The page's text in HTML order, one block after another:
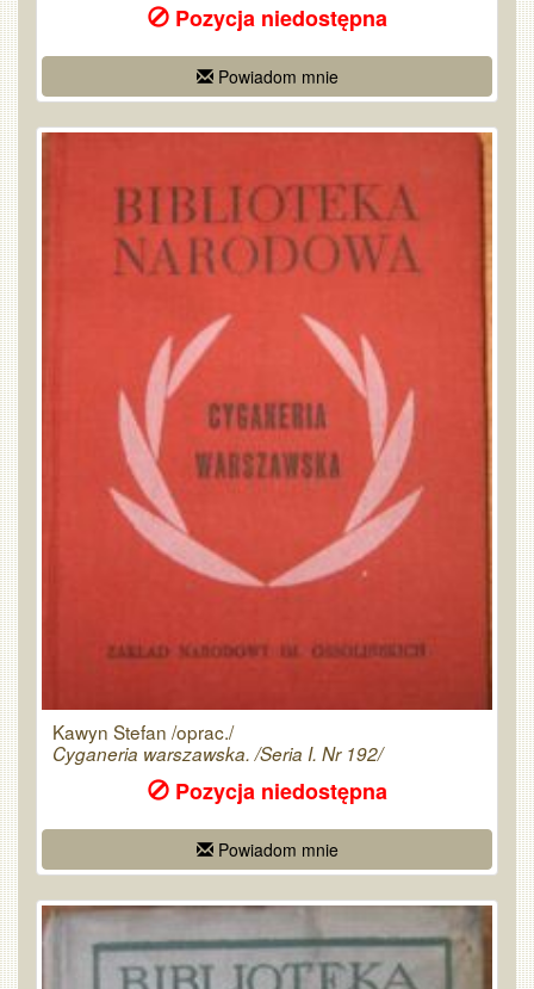
Pozycja niedostępna
Powiadom mnie
Kawyn Stefan /oprac./
Cyganeria warszawska. /Seria I. Nr 192/
Pozycja niedostępna
Powiadom mnie